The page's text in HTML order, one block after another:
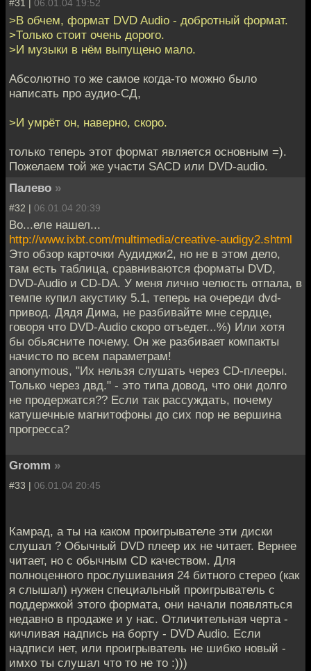
#31 | 06.01.04 19:52
>В обчем, формат DVD Audio - добротный формат.
>Только стоит очень дорого.
>И музыки в нём выпущено мало.
Абсолютно то же самое когда-то можно было
написать про аудио-СД,
>И умрёт он, наверно, скоро.
только теперь этот формат является основным =).
Пожелаем той же участи SACD или DVD-audio.
Палево »
#32 | 06.01.04 20:39
Во...еле нашел...
http://www.ixbt.com/multimedia/creative-audigy2.shtml
Это обзор карточки Аудиджи2, но не в этом дело,
там есть таблица, сравниваются форматы DVD,
DVD-Audio и CD-DA. У меня лично челюсть отпала, в
темпе купил акустику 5.1, теперь на очереди dvd-
привод. Дядя Дима, не разбивайте мне сердце,
говоря что DVD-Audio скоро отъедет...%) Или хотя
бы обьясните почему. Он же разбивает компакты
начисто по всем параметрам!
anonymous, "Их нельзя слушать через CD-плееры.
Только через двд." - это типа довод, что они долго
не продержатся?? Если так рассуждать, почему
катушечные магнитофоны до сих пор не вершина
прогресса?
Gromm »
#33 | 06.01.04 20:45
Камрад, а ты на каком проигрывателе эти диски
слушал ? Обычный DVD плеер их не читает. Вернее
читает, но с обычным CD качеством. Для
полноценного прослушивания 24 битного стерео (как
я слышал) нужен специальный проигрыватель с
поддержкой этого формата, они начали появляться
недавно в продаже и у нас. Отличительная черта -
кичливая надпись на борту - DVD Audio. Если
надписи нет, или проигрыватель не шибко новый -
имхо ты слушал что то не то :)))